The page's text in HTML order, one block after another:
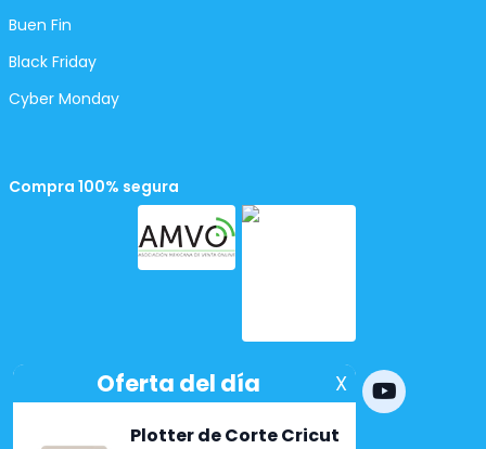
Buen Fin
Black Friday
Cyber Monday
Compra 100% segura